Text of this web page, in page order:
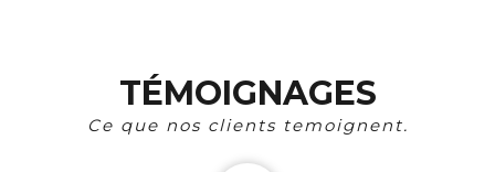
TÉMOIGNAGES
Ce que nos clients temoignent.